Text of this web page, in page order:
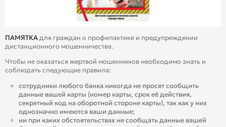
ПАМЯТКАдля граждан о профилактике и предупреждении
дистанционного мошенничества.
Чтобы не оказаться жертвой мошенников необходимо знать и
соблюдать следующие правила:
сотрудники любого банка никогда не просят сообщить
данные вашей карты (номер карты, срок её действия,
секретный код на оборотной стороне карты), так как у них
однозначно имеются ваши данные;
ни при каких обстоятельствах не сообщать данные вашей